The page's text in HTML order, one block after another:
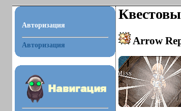
Авторизация
Авторизация Arrow